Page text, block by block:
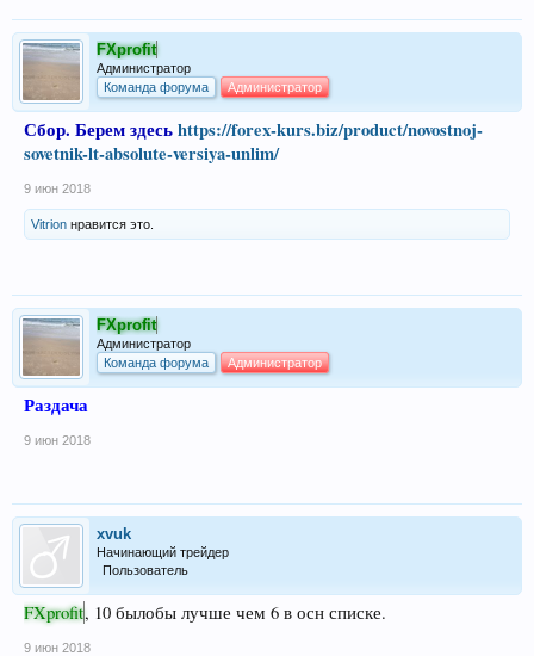
FXprofit
Администратор
Команда форума
Администратор
Сбор. Берем здесьhttps://forex-kurs.biz/product/novostnoj-
sovetnik-lt-absolute-versiya-unlim/
9 июн 2018
Vitrion нравится это.
FXprofit
Администратор
Команда форума
Администратор
Раздача
9 июн 2018
xvuk
Начинающий трейдер
Пользователь
FXprofit, 10 былобы лучше чем 6 в осн списке.
9 июн 2018